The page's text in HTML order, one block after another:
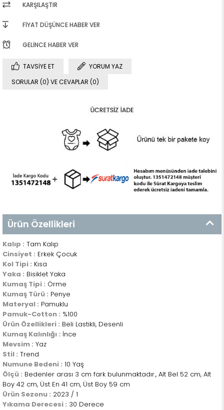
KARŞILAŞTIR
FIYAT DÜŞÜNCE HABER VER
GELINCE HABER VER
TAVSIYE ET
YORUM YAZ
SORULAR (0) VE CEVAPLAR (0)
Ürün Özellikleri
Kalıp : Tam Kalıp
Cinsiyet : Erkek Çocuk
Kol Tipi : Kısa
Yaka : Bisiklet Yaka
Kumaş Tipi : Örme
Kumaş Türü : Penye
Materyal : Pamuklu
Pamuk-Cotton : %100
Ürün Özellikleri : Beli Lastikli, Desenli
Kumaş Kalınlığı : İnce
Mevsim : Yaz
Stil : Trend
Numune Bedeni : 10 Yaş
Ölçü : Bedenler arası 3 cm fark bulunmaktadır., Alt Bel 52 cm, Alt
Boy 42 cm, Üst En 41 cm, Üst Boy 59 cm
Ürün Sezonu : 2023 / 1
Yıkama Derecesi : 30 Derece